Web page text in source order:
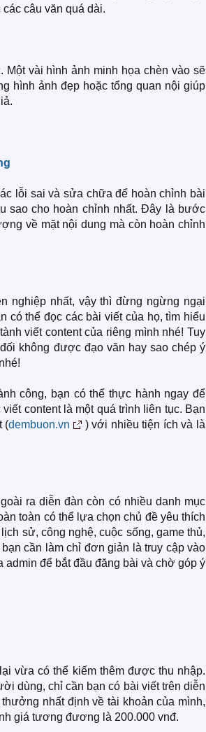
câu văn quá dài.
vài hình ảnh minh họa chèn vào sẽ
hình ảnh đẹp hoặc tổng quan nội giúp
lỗi sai và sửa chữa để hoàn chỉnh bài
sao cho hoàn chỉnh nhất. Đây là bước
về mặt nội dung mà còn hoàn chỉnh
nghiệp nhất, vậy thì đừng ngừng ngại
có thể đọc các bài viết của họ, tìm hiểu
viết content của riêng mình nhé! Tuy
không được đạo văn hay sao chép ý
công, bạn có thể thực hành ngay để
content là một quá trình liên tục. Bạn
(dembuon.vn
) với nhiều tiện ích và là
ra diễn đàn còn có nhiều danh mục
toàn có thể lựa chọn chủ đề yêu thích
sử, công nghệ, cuộc sống, game thủ,
cần làm chỉ đơn giản là truy cập vào
để bắt đầu đăng bài và chờ góp ý
vừa có thể kiếm thêm được thu nhập.
dùng, chỉ cần bạn có bài viết trên diễn
nhất định về tài khoản của mình,
giá tương đương là 200.000 vnđ.